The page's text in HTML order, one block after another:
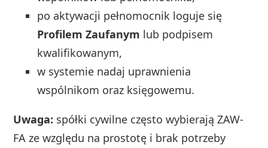
po aktywacji pełnomocnik loguje się
Profilem Zaufanym lub podpisem
kwalifikowanym,
w systemie nadaj uprawnienia
wspólnikom oraz księgowemu.
Uwaga: spółki cywilne często wybierają ZAW-
FA ze względu na prostotę i brak potrzeby